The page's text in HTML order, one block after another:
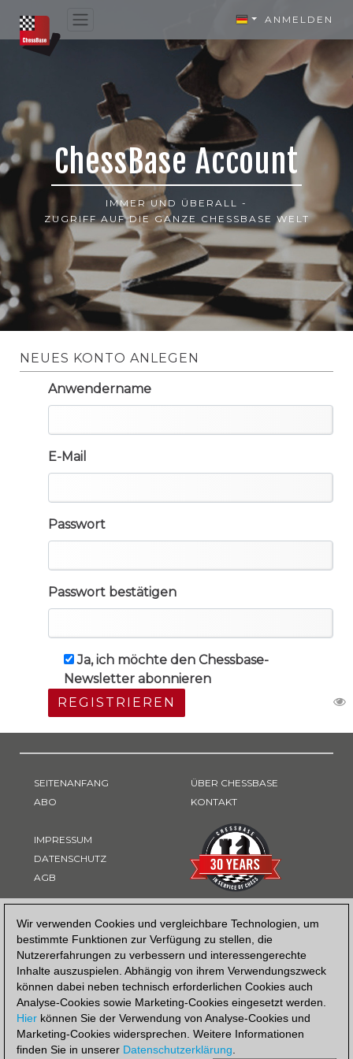
Wir verwenden Cookies und vergleichbare Technologien, um
bestimmte Funktionen zur Verfügung zu stellen, die
Nutzererfahrungen zu verbessern und interessengerechte
Inhalte auszuspielen. Abhängig von ihrem Verwendungszweck
können dabei neben technisch erforderlichen Cookies auch
Analyse-Cookies sowie Marketing-Cookies eingesetzt werden.
Hier können Sie der Verwendung von Analyse-Cookies und
Marketing-Cookies widersprechen. Weitere Informationen
finden Sie in unserer Datenschutzerklärung.
ANMELDEN
ChessBase Account
IMMER UND ÜBERALL -
ZUGRIFF AUF DIE GANZE CHESSBASE WELT
NEUES KONTO ANLEGEN
Anwendername
E-Mail
Passwort
Passwort bestätigen
Ja, ich möchte den Chessbase-
Newsletter abonnieren
REGISTRIEREN
SEITENANFANG
ABO
IMPRESSUM
DATENSCHUTZ
AGB
ÜBER CHESSBASE
KONTAKT
ZAHLUNGSART